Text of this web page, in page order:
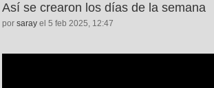
Así se crearon los días de la semana
por saray el 5 feb 2025, 12:47